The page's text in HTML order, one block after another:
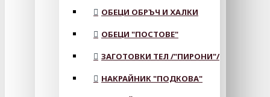
ОБЕЦИ ОБРЪЧ И ХАЛКИ
ОБЕЦИ "ПОСТОВЕ"
ЗАГОТОВКИ ТЕЛ /"ПИРОНИ"/
НАКРАЙНИК "ПОДКОВА"